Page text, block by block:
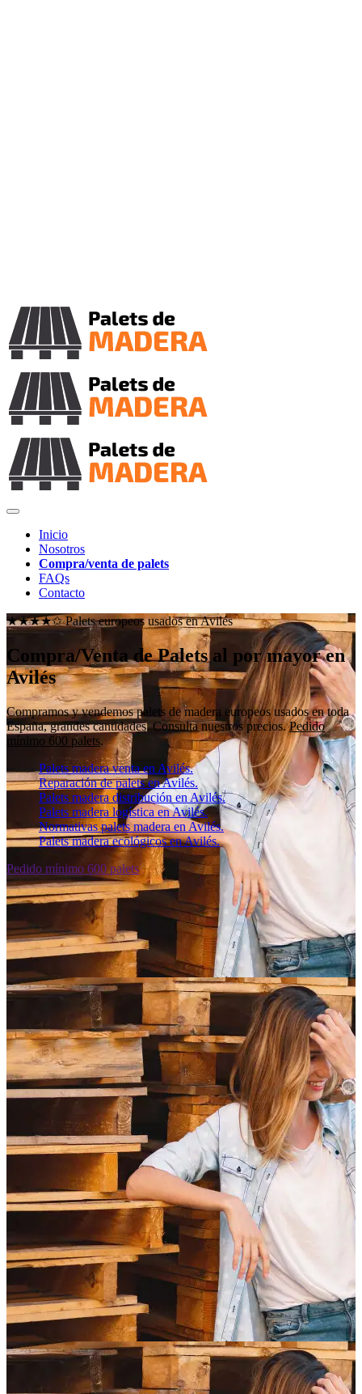
Inicio
Nosotros
Compra/venta de palets
FAQs
Contacto
★★★★✩ Palets europeos usados enAvilés
Compra/Venta de Palets al por mayor en
Avilés
Compramos y vendemos palets de madera europeos usados en toda
España, grandes cantidades. Consulta nuestros precios.Pedido
mínimo 600 palets.
Palets madera venta en Avilés.
Reparación de palets en Avilés.
Palets madera distribución en Avilés.
Palets madera logística en Avilés.
Normativas palets madera en Avilés.
Palets madera ecológicos en Avilés.
Pedido mínimo 600 palets